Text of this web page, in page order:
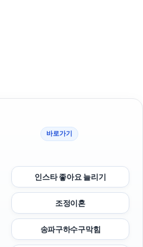
바로가기
인스타 좋아요 늘리기
조정이혼
송파구하수구막힘